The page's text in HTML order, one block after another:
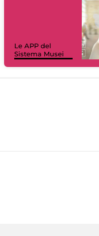
Le APP del
Sistema Musei